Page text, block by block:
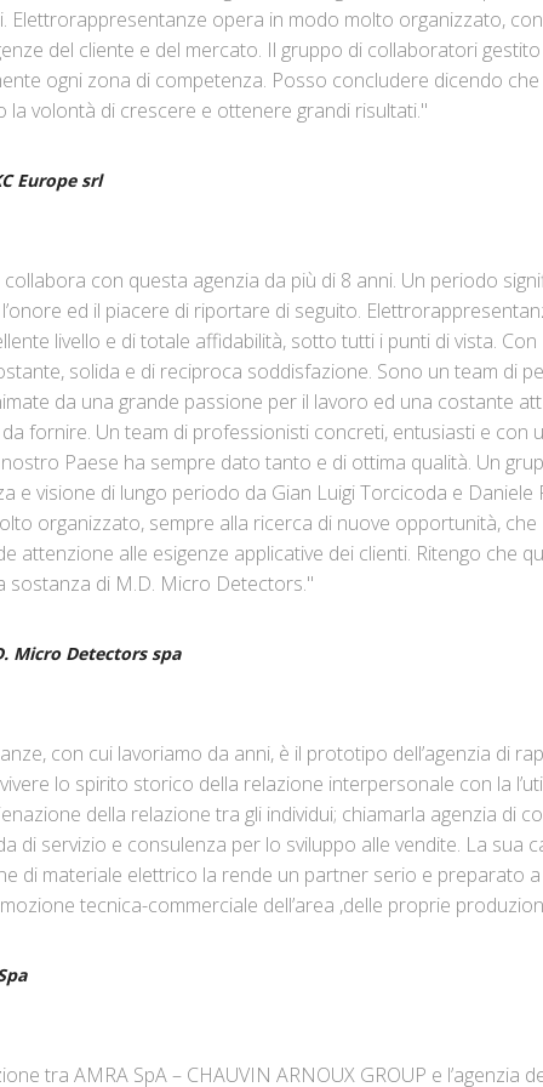
Elettrorappresentanze opera in modo molto organizzato,
del cliente e del mercato. Il gruppo di collaboratori
ogni zona di competenza. Posso concludere dicendo
la volontà di crescere e ottenere grandi risultati."
Europe srl
con questa agenzia da più di 8 anni. Un periodo
ed il piacere di riportare di seguito.
livello e di totale affidabilità, sotto tutti i punti di vista.
solida e di reciproca soddisfazione. Sono un team di
da una grande passione per il lavoro ed una costante
fornire. Un team di professionisti concreti, entusiasti e con
Paese ha sempre dato tanto e di ottima qualità. Un
e visione di lungo periodo da Gian Luigi Torcicoda e Daniele
organizzato, sempre alla ricerca di nuove opportunità,
attenzione alle esigenze applicative dei clienti. Ritengo che
sostanza di M.D. Micro Detectors."
Micro Detectors spa
con cui lavoriamo da anni, è il prototipo dell’agenzia di
lo spirito storico della relazione interpersonale con la
della relazione tra gli individui; chiamarla agenzia di
di servizio e consulenza per lo sviluppo alle vendite. La sua
di materiale elettrico la rende un partner serio e preparato
tecnica-commerciale dell’area ,delle proprie
tra AMRA SpA – CHAUVIN ARNOUX GROUP e l’agenzia